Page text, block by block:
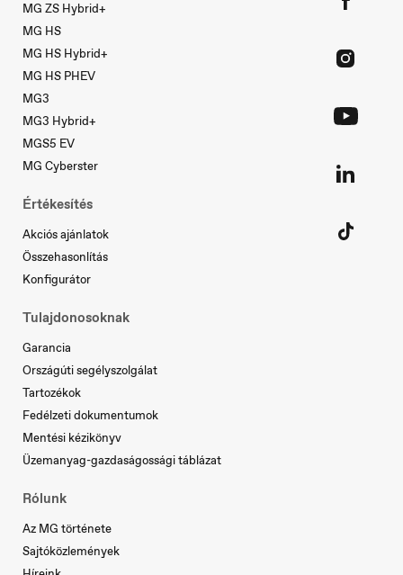
Norge
Österreich
Deutsch
Português
Serbia
Srpski
MG ZS Hybrid+
MG HS
MG HS Hybrid+
MG HS PHEV
MG3
MG3 Hybrid+
MGS5 EV
MG Cyberster
Értékesítés
Akciós ajánlatok
Összehasonlítás
Konfigurátor
Tulajdonosoknak
Garancia
Országúti segélyszolgálat
Tartozékok
Fedélzeti dokumentumok
Mentési kézikönyv
Üzemanyag-gazdaságossági táblázat
Rólunk
Az MG története
Sajtóközlemények